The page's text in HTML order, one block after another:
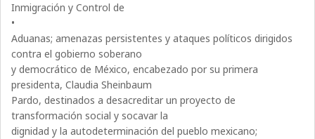
Inmigración y Control de
•
Aduanas; amenazas persistentes y ataques políticos dirigidos
contra el gobierno soberano
y democrático de México, encabezado por su primera
presidenta, Claudia Sheinbaum
Pardo, destinados a desacreditar un proyecto de
transformación social y socavar la
dignidad y la autodeterminación del pueblo mexicano;